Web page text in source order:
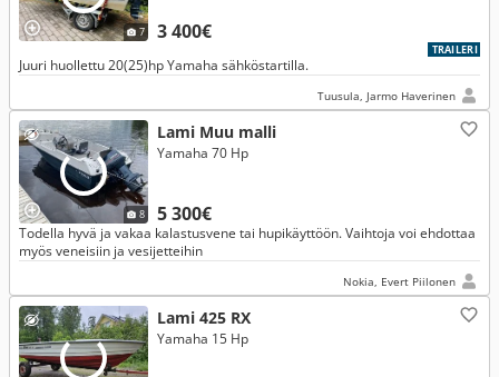
7 3 400€
TRAILERI
Juuri huollettu 20(25)hp Yamaha sähköstartilla.
Tuusula, Jarmo Haverinen
8
Lami Muu malli
5 300€
Yamaha 70 Hp
Todella hyvä ja vakaa kalastusvene tai hupikäyttöön. Vaihtoja voi ehdottaa
myös veneisiin ja vesijetteihin
Nokia, Evert Piilonen
Lami 425 RX
Yamaha 15 Hp